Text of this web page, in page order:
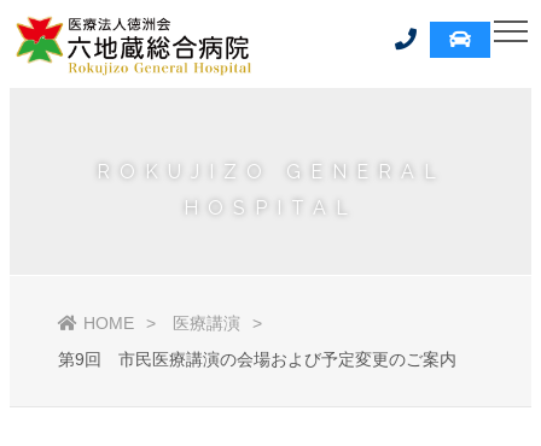
ROKUJIZO GENERAL
HOSPITAL
HOME
医療講演
第9回 市民医療講演の会場および予定変更のご案内